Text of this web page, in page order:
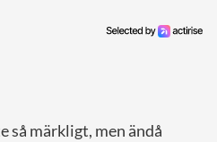
så märkligt, men ändå